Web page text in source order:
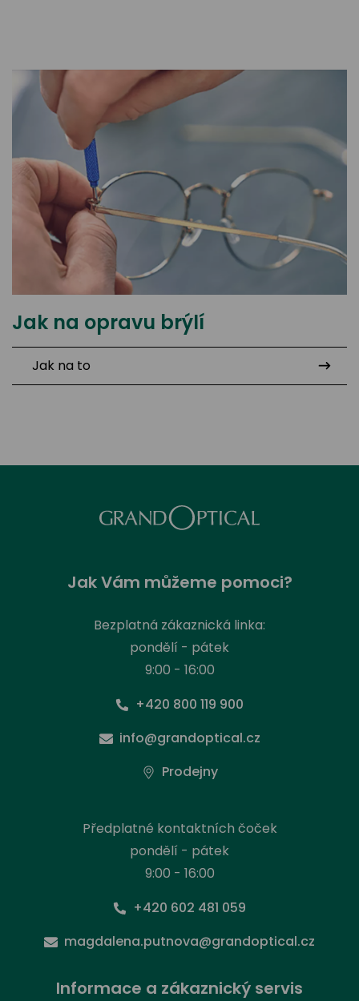
Jak na opravu brýlí
Jak na to
Jak Vám můžeme pomoci?
Bezplatná zákaznická linka:
pondělí - pátek
9:00 - 16:00
+420 800 119 900
info@grandoptical.cz
Prodejny
Předplatné kontaktních čoček
pondělí - pátek
9:00 - 16:00
+420 602 481 059
magdalena.putnova@grandoptical.cz
Informace a zákaznický servis